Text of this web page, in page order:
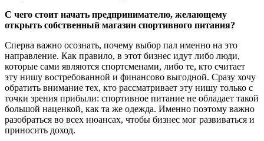
С чего стоит начать предпринимателю, желающему
открыть собственный магазин спортивного питания?
Сперва важно осознать, почему выбор пал именно на это
направление. Как правило, в этот бизнес идут либо люди,
которые сами являются спортсменами, либо те, кто считает
эту нишу востребованной и финансово выгодной. Сразу хочу
обратить внимание тех, кто рассматривает эту нишу только с
точки зрения прибыли: спортивное питание не обладает такой
большой наценкой, как та же одежда. Именно поэтому важно
разобраться во всех нюансах, чтобы бизнес мог развиваться и
приносить доход.